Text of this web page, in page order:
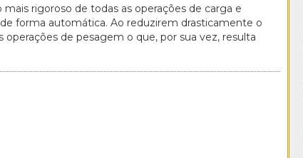
rigoroso de todas as operações de carga e
forma automática. Ao reduzirem drasticamente o
de pesagem o que, por sua vez, resulta